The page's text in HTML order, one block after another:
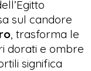
sul candore
, trasforma le
dorati e ombre
significa